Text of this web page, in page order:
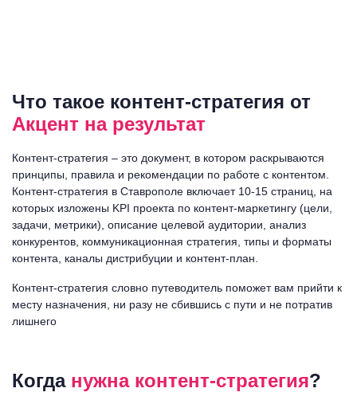
Что такое контент-стратегия от
Акцент на результат
Контент-стратегия – это документ, в котором раскрываются
принципы, правила и рекомендации по работе с контентом.
Контент-стратегия в Ставрополе включает 10-15 страниц, на
которых изложены KPI проекта по контент-маркетингу (цели,
задачи, метрики), описание целевой аудитории, анализ
конкурентов, коммуникационная стратегия, типы и форматы
контента, каналы дистрибуции и контент-план.
Контент-стратегия словно путеводитель поможет вам прийти к
месту назначения, ни разу не сбившись с пути и не потратив
лишнего
Когда нужна контент-стратегия?